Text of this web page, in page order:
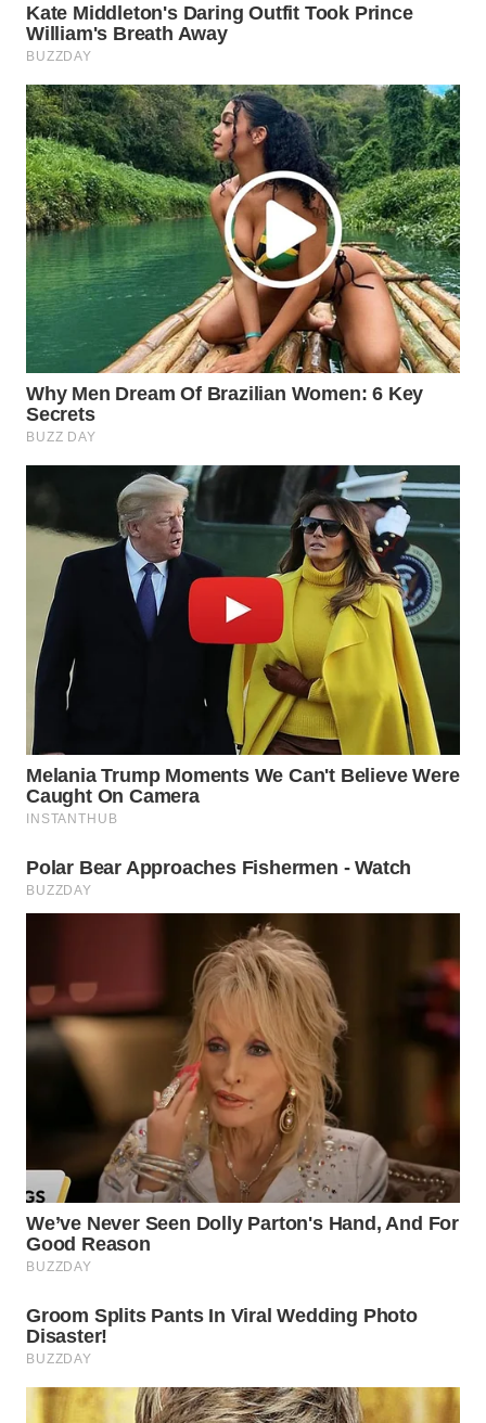
WN
WN
KUNINGAN
WN
MAJALENGKA
WN
SUBANG
SUKABUMI
WN
PURWAKARTA
WN
PRIANGAN
TIMUR
SEMARANG
WN
WN
BOROBUDUR
WN
MADURA
WN
NATUNA
BINTAN
MANDALIKA
WN
WN